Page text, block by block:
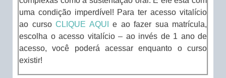
uma condição imperdível! Para ter acesso vitalício
ao curso CLIQUE AQUI
e ao fazer sua matrícula,
escolha o acesso vitalício – ao invés de 1 ano de
acesso, você poderá acessar enquanto o curso
existir!